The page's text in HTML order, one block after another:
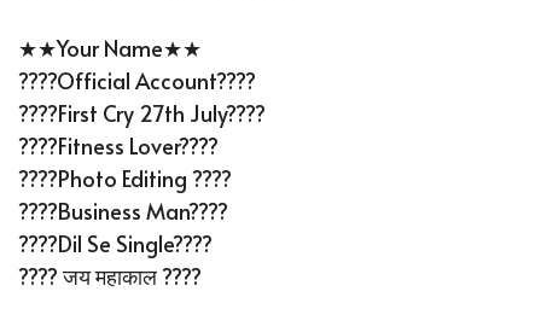
★★Your Name★★
????Official Account????
????First Cry 27th July????
????Fitness Lover????
????Photo Editing ????
????Business Man????
????Dil Se Single????
???? जय महाकाल ????